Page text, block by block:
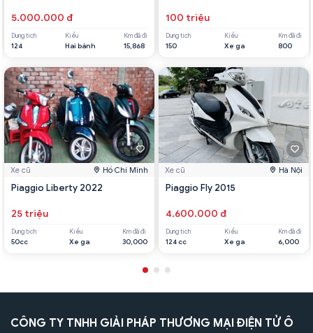
5.000.000 đ
Dung tích
124
Kiểu
Hai bánh
Km đã đi
15,868
Xe cũ Hồ Chí Minh
Piaggio Liberty 2022
25 triệu
Dung tích
50cc
Kiểu
Xe ga
Km đã đi
30,000
100 triệu
Dung tích
150
Kiểu
Xe ga
Km đã đi
800
Xe cũ Hà Nội
Piaggio Fly 2015
4.600.000 đ
Dung tích
124 cc
Kiểu
Xe ga
Km đã đi
6,000
CÔNG TY TNHH GIẢI PHÁP THƯƠNG MẠI ĐIỆN TỬ Ô